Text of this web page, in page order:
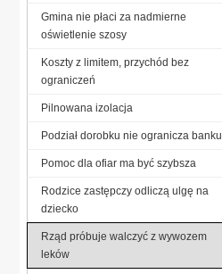
Gmina nie płaci za nadmierne
oświetlenie szosy
Koszty z limitem, przychód bez
ograniczeń
Pilnowana izolacja
Podział dorobku nie ogranicza banku
Pomoc dla ofiar ma być szybsza
Rodzice zastępczy odliczą ulgę na
dziecko
Rząd próbuje walczyć z wywozem
leków